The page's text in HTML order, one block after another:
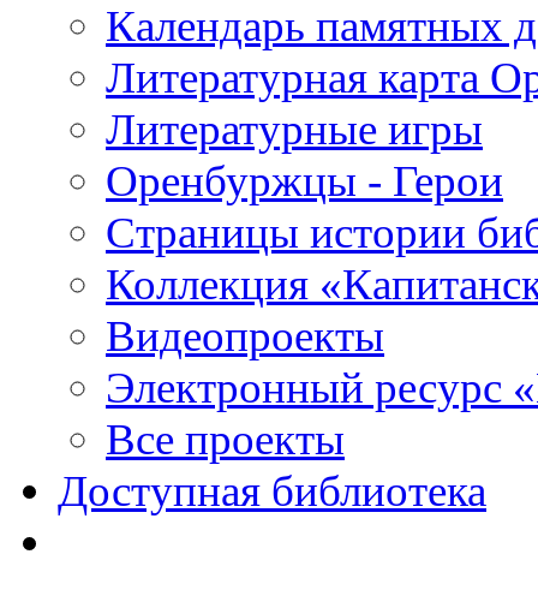
Календарь памятных
Литературная карта
Литературные игры
Оренбуржцы - Герои
Страницы истории
Коллекция
Видеопроекты
Электронный ресурс
Все проекты
Доступная библиотека